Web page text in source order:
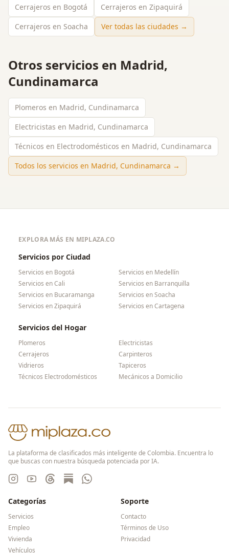
Cerrajeros en Bogotá
Cerrajeros en Zipaquirá
Cerrajeros en Soacha
Ver todas las ciudades →
Otros servicios en Madrid,
Cundinamarca
Plomeros en Madrid, Cundinamarca
Electricistas en Madrid, Cundinamarca
Técnicos en Electrodomésticos en Madrid, Cundinamarca
Todos los servicios en Madrid, Cundinamarca →
EXPLORA MÁS EN MIPLAZA.CO
Servicios por Ciudad
Servicios en Bogotá Servicios en Medellín
Servicios enCali Servicios en Barranquilla
Servicios en Bucaramanga Servicios enSoacha
Servicios enZipaquirá Servicios enCartagena
Servicios del Hogar
Plomeros
Electricistas
Cerrajeros
Carpinteros
Vidrieros
Tapiceros
Técnicos Electrodomésticos
Mecánicos a Domicilio
La plataforma de clasificados más inteligente de Colombia. Encuentra lo
que buscas con nuestra búsqueda potenciada por IA.
Categorías
Servicios
Empleo
Vivienda
Vehículos
Soporte
Contacto
Términos de Uso
Privacidad